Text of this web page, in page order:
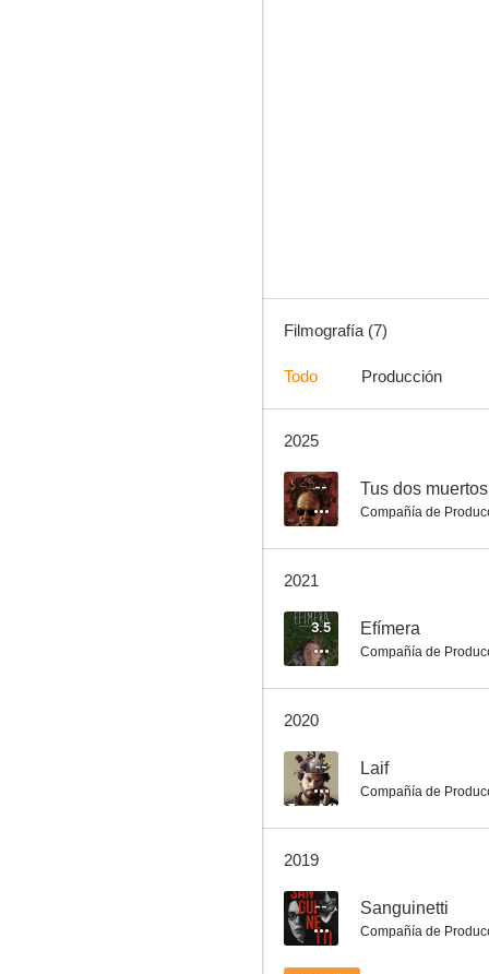
Filmografía (7)
Todo Producción
2025
-- Tus dos muertos
Compañía de
2021
3.5 Efímera
Compañía de
2020
-- Laif
Compañía de
2019
-- Sanguinetti
Compañía de